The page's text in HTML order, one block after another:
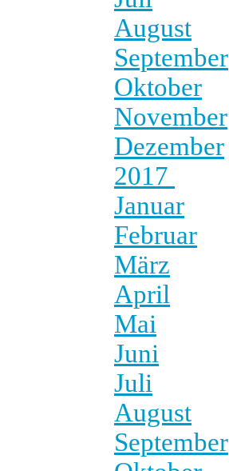
August
September
Oktober
November
Dezember
2017
Januar
Februar
März
April
Mai
Juni
Juli
August
September